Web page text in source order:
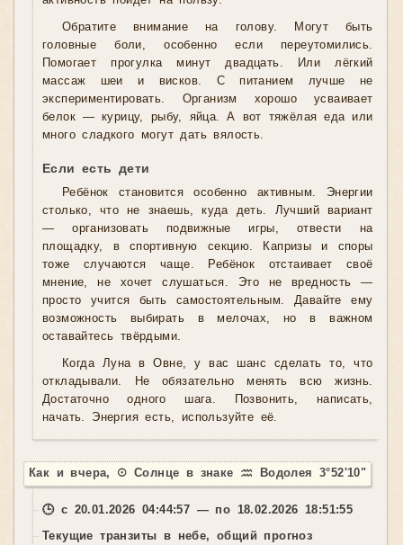
Обратите внимание на голову. Могут быть
головные боли, особенно если переутомились.
Помогает прогулка минут двадцать. Или лёгкий
массаж шеи и висков. С питанием лучше не
экспериментировать. Организм хорошо усваивает
белок — курицу, рыбу, яйца. А вот тяжёлая еда или
много сладкого могут дать вялость.
Если есть дети
Ребёнок становится особенно активным. Энергии
столько, что не знаешь, куда деть. Лучший вариант
— организовать подвижные игры, отвести на
площадку, в спортивную секцию. Капризы и споры
тоже случаются чаще. Ребёнок отстаивает своё
мнение, не хочет слушаться. Это не вредность —
просто учится быть самостоятельным. Давайте ему
возможность выбирать в мелочах, но в важном
оставайтесь твёрдыми.
Когда Луна в Овне, у вас шанс сделать то, что
откладывали. Не обязательно менять всю жизнь.
Достаточно одного шага. Позвонить, написать,
начать. Энергия есть, используйте её.
Как и вчера, ☉ Солнце в знаке ♒ Водолея 3°52'10"
🕒 с 20.01.2026 04:44:57 — по 18.02.2026 18:51:55
Текущие транзиты в небе, общий прогноз